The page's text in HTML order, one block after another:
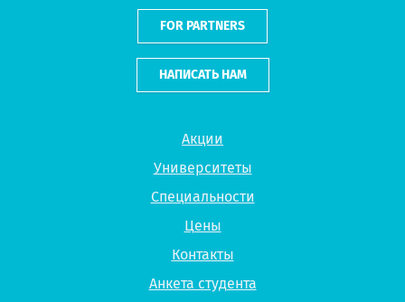
Акции
Университеты
Специальности
Цены
Контакты
Анкета студента
FOR PARTNERS
НАПИСАТЬ НАМ